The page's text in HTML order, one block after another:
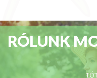
RÓLUNK